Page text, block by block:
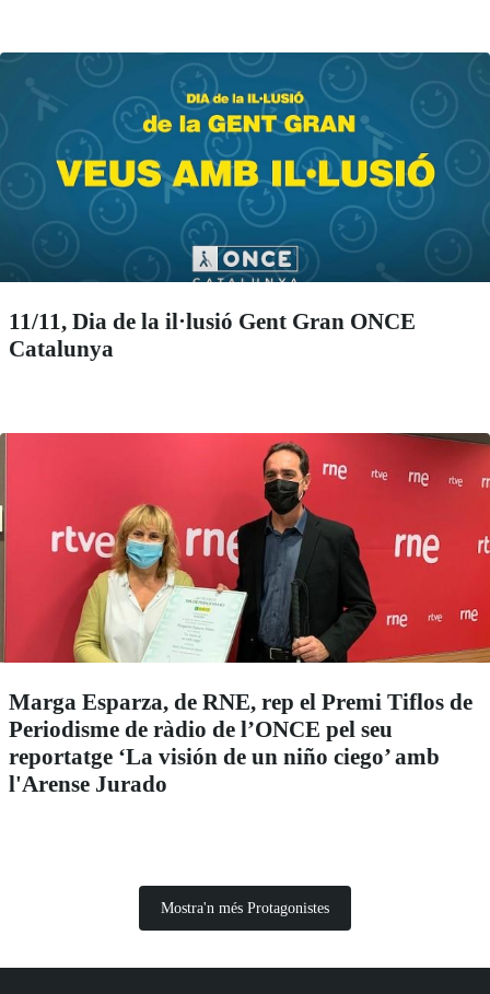
11/11, Dia de la il·lusió Gent Gran ONCE
Catalunya
Marga Esparza, de RNE, rep el Premi Tiflos de
Periodisme de ràdio de l’ONCE pel seu
reportatge ‘La visión de un niño ciego’ amb
l'Arense Jurado
Mostra'n més Protagonistes